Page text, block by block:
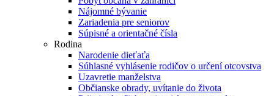
Nájomné bývanie
Zariadenia pre seniorov
Súpisné a orientačné čísla
Rodina
Narodenie dieťaťa
Súhlasné vyhlásenie rodičov o určení otcovstva
Uzavretie manželstva
Občianske obrady, uvítanie do života